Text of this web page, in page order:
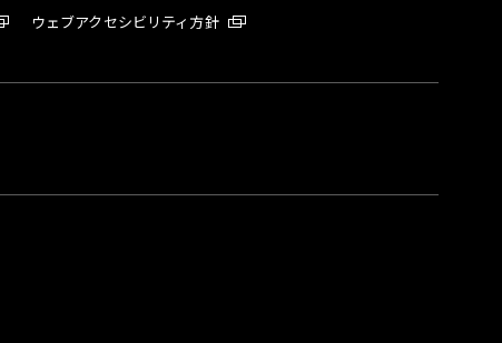
ウェブアクセシビリティ方針